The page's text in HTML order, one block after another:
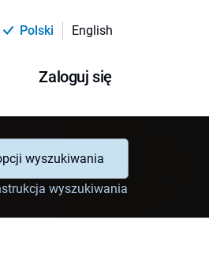
Polski English
Zaloguj się
wyszukiwania
wyszukiwania